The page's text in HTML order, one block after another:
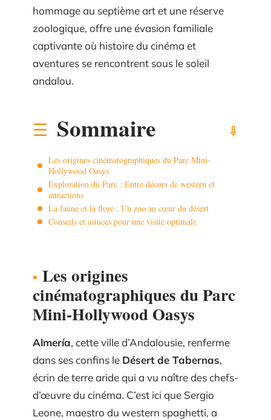
hommage au septième art et une réserve
zoologique, offre une évasion familiale
captivante où histoire du cinéma et
aventures se rencontrent sous le soleil
andalou.
Sommaire
Les origines cinématographiques du Parc Mini-
Hollywood Oasys
Exploration du Parc : Entre décors de western et
attractions
La faune et la flore : Un zoo au cœur du désert
Conseils et astuces pour une visite optimale
Les origines
cinématographiques du Parc
Mini-Hollywood Oasys
Almería, cette ville d’Andalousie, renferme
dans ses confins le Désert de Tabernas,
écrin de terre aride qui a vu naître des chefs-
d’œuvre du cinéma. C’est ici que Sergio
Leone, maestro du western spaghetti, a